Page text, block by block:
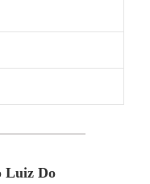
Luiz Do